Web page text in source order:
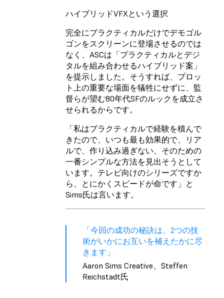
ハイブリッドVFXという選択
完全にプラクティカルだけでデモゴル
ゴンをスクリーンに登場させるのでは
なく、ASCは「プラクティカルとデジ
タルを組み合わせるハイブリッド案」
を提示しました。そうすれば、プロッ
ト上の重要な場面を犠牲にせずに、監
督らが望む80年代SFのルックを成立さ
せられるからです。
「私はプラクティカルで経験を積んで
きたので、いつも最も効果的で、リア
ルで、作り込み過ぎない、そのための
一番シンプルな方法を見出そうとして
います。テレビ向けのシリーズですか
ら、とにかくスピードが命です」と
Sims氏は言います。
「今回の成功の秘訣は、2つの技
術がいかにお互いを補えたかに尽
きます」
Aaron Sims Creative、Steffen
Reichstadt氏